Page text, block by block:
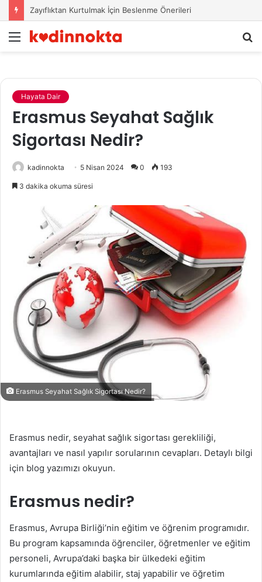
Zayıflıktan Kurtulmak İçin Beslenme Önerileri
Menü
Hayata Dair
Erasmus Seyahat Sağlık
Sigortası Nedir?
kadinnokta 5 Nisan 2024 0 193
3 dakika okuma süresi
Erasmus Seyahat Sağlık Sigortası Nedir?
Erasmus nedir, seyahat sağlık sigortası gerekliliği,
avantajları ve nasıl yapılır sorularının cevapları. Detaylı bilgi
için blog yazımızı okuyun.
Erasmus nedir?
Erasmus, Avrupa Birliği’nin eğitim ve öğrenim programıdır.
Bu program kapsamında öğrenciler, öğretmenler ve eğitim
personeli, Avrupa’daki başka bir ülkedeki eğitim
kurumlarında eğitim alabilir, staj yapabilir ve öğretim